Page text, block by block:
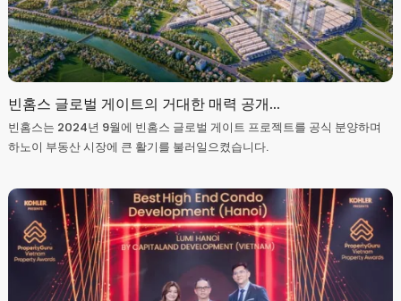
빈홈스 글로벌 게이트의 거대한 매력 공개...
빈홈스는 2024년 9월에 빈홈스 글로벌 게이트 프로젝트를 공식 분양하며
하노이 부동산 시장에 큰 활기를 불러일으켰습니다.